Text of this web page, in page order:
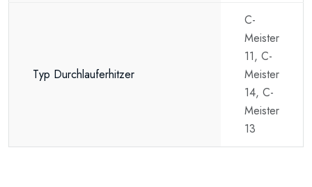
Typ Durchlauferhitzer
C-
Meister
11, C-
Meister
14, C-
Meister
13